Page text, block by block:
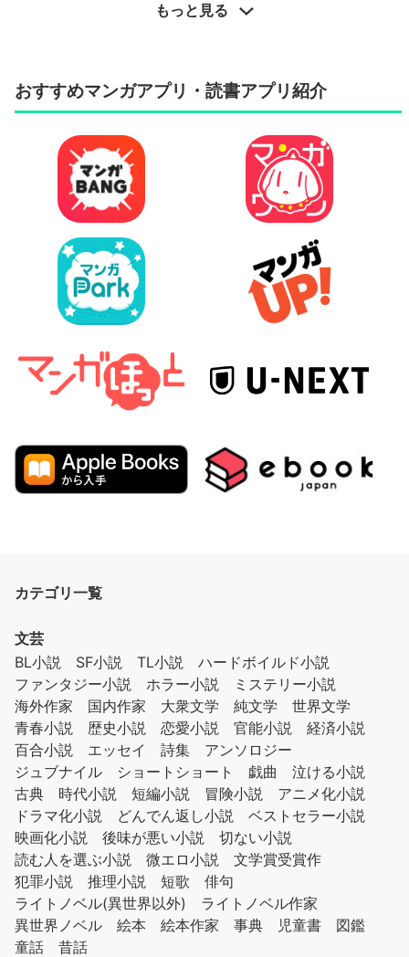
もっと見る
おすすめマンガアプリ・読書アプリ紹介
カテゴリ一覧
文芸
BL小説
SF小説 TL小説
ハードボイルド小説
ファンタジー小説
ホラー小説
ミステリー小説
海外作家
国内作家 大衆文学 純文学
世界文学
青春小説
歴史小説 恋愛小説 官能小説
経済小説
百合小説
エッセイ 詩集
アンソロジー
ジュブナイル
ショートショート 戯曲
泣ける小説
古典
時代小説 短編小説 冒険小説
アニメ化小説
ドラマ化小説
どんでん返し小説
ベストセラー小説
映画化小説
後味が悪い小説
切ない小説
読む人を選ぶ小説
微エロ小説
文学賞受賞作
犯罪小説
推理小説 短歌
俳句
ライトノベル(異世界以外)
ライトノベル作家
異世界ノベル
絵本 絵本作家 事典 児童書
図鑑
童話
昔話